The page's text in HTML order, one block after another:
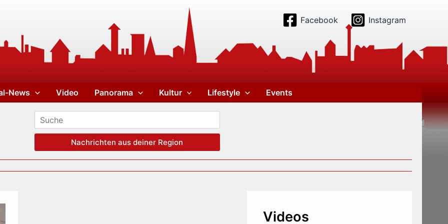
Facebook Instagram
News Video Panorama Kultur Lifestyle Events
Nachrichten aus deiner Region
Videos